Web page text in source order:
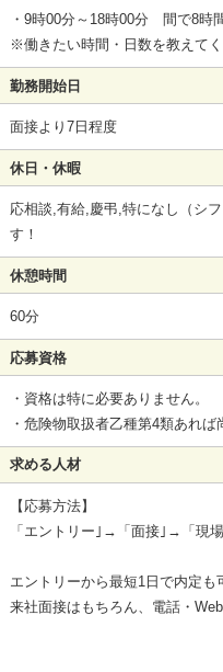
・9時00分～18時00分 間で8時
※働きたい時間・日数を教えてく
勤務開始日
面接より7日程度
休日・休暇
応相談,有給,慶弔,特になし（シ
す！
休憩時間
60分
応募資格
・資格は特に必要ありません。
・危険物取扱者乙種第4類あれば
求める人材
【応募方法】
「エントリー｣→「面接｣→「現
エントリーから最短1日で内定も
来社面接はもちろん、電話・